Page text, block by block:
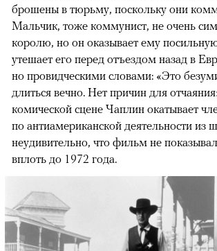
брошены в тюрьму, поскольку они
Мальчик, тоже коммунист, не очень
королю, но он оказывает ему
утешает его перед отъездом назад в
но провидческими словами: «Это
длиться вечно. Нет причин для
комической сцене Чаплин окатывает
по антиамериканской деятельности из
неудивительно, что фильм не
вплоть до 1972 года.